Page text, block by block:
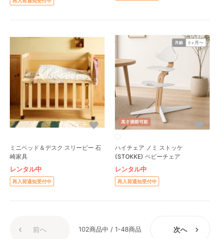
ミニベッド＆デスク スリーピー 石
崎家具
レンタル中
再入荷通知受付中
ハイチェア ノミ ストッケ
(STOKKE) ベビーチェア
レンタル中
再入荷通知受付中
前へ 102商品中 / 1-48商品 次へ